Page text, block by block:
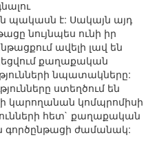
է: Սակայն այդ
նույնպես ունի իր
ավելի լավ են
քաղաքական
նպատակները:
ստեղծում են
կարողանան կոմպրոմիսի
հետ` քաղաքական
գործընթացի ժամանակ: